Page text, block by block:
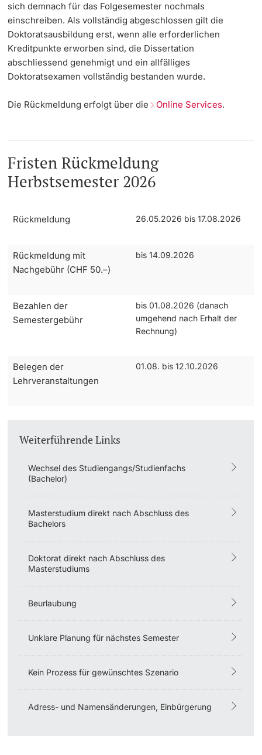
weitere Informationen
Dokumente und Verifikation
«Start Smart»-Week
Mobilität
Campus Credits
Campus Stories
Hörerinnen/Hörer
Beratung & Support
Studienfachberatung
Studienfinanzierung
Soziales & Gesundheit
Inklusive Universität
Koordinationsstelle für Geflüchtete
Langes Studium
Digitales Lernen
Sprachenzentrum
Universitätsbibliothek Basel
sich demnach für das Folgesemester nochmals
einschreiben. Als vollständig abgeschlossen gilt die
Doktoratsausbildung erst, wenn alle erforderlichen
Kreditpunkte erworben sind, die Dissertation
abschliessend genehmigt und ein allfälliges
Doktoratsexamen vollständig bestanden wurde.
Die Rückmeldung erfolgt über die Online Services.
Fristen Rückmeldung
Herbstsemester 2026
Rückmeldung 26.05.2026 bis 17.08.2026
Rückmeldung mit
Nachgebühr (CHF 50.–)
bis 14.09.2026
Bezahlen der
Semestergebühr
bis 01.08.2026 (danach
umgehend nach Erhalt der
Rechnung)
Belegen der
Lehrveranstaltungen
01.08. bis 12.10.2026
Weiterführende Links
Wechsel des Studiengangs/Studienfachs
(Bachelor)
Masterstudium direkt nach Abschluss des
Bachelors
Doktorat direkt nach Abschluss des
Masterstudiums
Beurlaubung
Unklare Planung für nächstes Semester
Kein Prozess für gewünschtes Szenario
Adress- und Namensänderungen, Einbürgerung